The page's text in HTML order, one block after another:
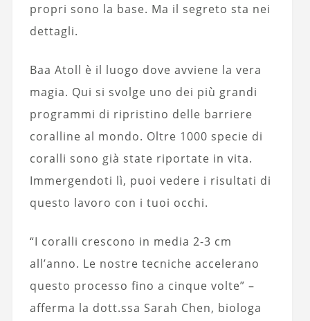
propri sono la base. Ma il segreto sta nei
dettagli.
Baa Atoll è il luogo dove avviene la vera
magia. Qui si svolge uno dei più grandi
programmi di ripristino delle barriere
coralline al mondo. Oltre 1000 specie di
coralli sono già state riportate in vita.
Immergendoti lì, puoi vedere i risultati di
questo lavoro con i tuoi occhi.
“I coralli crescono in media 2-3 cm
all’anno. Le nostre tecniche accelerano
questo processo fino a cinque volte” –
afferma la dott.ssa Sarah Chen, biologa